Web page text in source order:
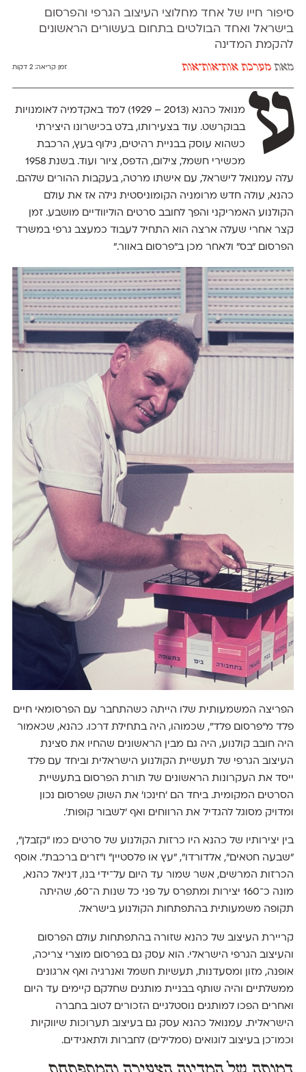
סיפור חייו של אחד מחלוצי העיצוב הגרפי והפרסום
בישראל ואחד הבולטים בתחום בעשורים הראשונים
להקמת המדינה
מאת מערכת אות־אות־אות זמן קריאה:2 דקות
ע
מנואל כהנא (2013 – 1929) למד באקדמיה לאומנויות
בבוקרשט. עוד בצעירותו, בלט בכישרונו היצירתי
כשהוא עוסק בבניית רהיטים, גילוף בעץ, הרכבת
מכשירי חשמל, צילום, הדפס, ציור ועוד. בשנת 1958
עלה עמנואל לישראל, עם אישתו מרטה, בעקבות ההורים שלהם.
כהנא, עולה חדש מרומניה הקומוניסטית גילה אז את עולם
הקולנוע האמריקני והפך לחובב סרטים הוליוודיים מושבע. זמן
קצר אחרי שעלה ארצה הוא התחיל לעבוד כמעצב גרפי במשרד
הפרסום "בס" ולאחר מכן ב"פרסום באוור."
הפריצה המשמעותית שלו הייתה כשהתחבר עם הפרסומאי חיים
פלד מ"פרסום פלד", שכמוהו, היה בתחילת דרכו. כהנא, שכאמור
היה חובב קולנוע, היה גם מבין הראשונים שהחיו את סצינת
העיצוב הגרפי של תעשיית הקולנוע הישראלית וביחד עם פלד
ייסד את העקרונות הראשונים של תורת הפרסום בתעשיית
הסרטים המקומית. ביחד הם ׳חינכו׳ את השוק שפרסום נכון
ומדויק מסוגל להגדיל את הרווחים ואף ׳לשבור קופות׳.
בין יצירותיו של כהנא היו כרזות הקולנוע של סרטים כמו "קזבלן",
"שבעה חטאים", אלדורדו", "עץ או פלסטיין" ו"זרים ברכבת". אוסף
הכרזות המרשים, אשר שמור עד היום על־ידי בנו, דניאל כהנא,
מונה כ־160 יצירות ומתפרס על פני כל שנות ה־60, שהיתה
תקופה משמעותית בהתפתחות הקולנוע בישראל.
קריירת העיצוב של כהנא שזורה בהתפתחות עולם הפרסום
והעיצוב הגרפי הישראלי. הוא עסק גם בפרסום מוצרי צריכה,
אופנה, מזון ומסעדנות, תעשיות חשמל ואנרגיה ואף ארגונים
ממשלתיים והיה שותף בבניית מותגים שחלקם קיימים עד היום
ואחרים הפכו למותגים נוסטלגיים הזכורים לטוב בחברה
הישראלית. עמנואל כהנא עסק גם בעיצוב תערוכות שיווקיות
וכמו־כן בעיצוב לוגואים (סמלילים) לחברות ולתאגידים.